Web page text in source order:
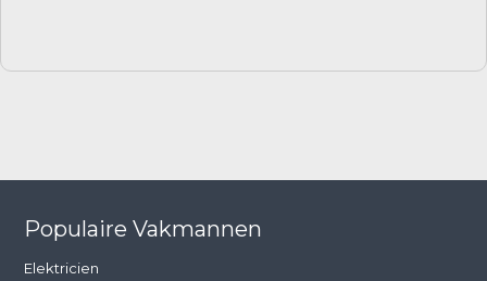
Populaire Vakmannen
Elektricien